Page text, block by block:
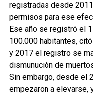
registradas desde
permisos para ese
Ese año se registró el
100.000 habitantes,
y 2017 el registro se
dismunución de
Sin embargo, desde el
empezaron a elevarse,